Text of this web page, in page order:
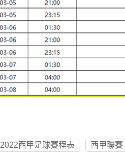
2022西甲足球賽程表 西甲聯賽